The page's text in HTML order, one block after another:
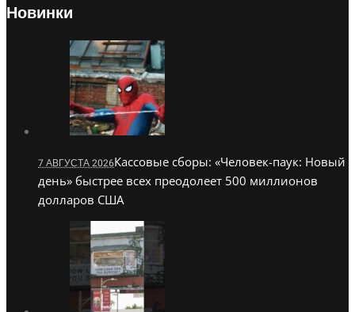
Новинки
7 АВГУСТА 2026Кассовые сборы: «Человек-паук: Новый
день» быстрее всех преодолеет 500 миллионов
долларов США